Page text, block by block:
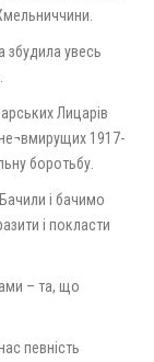
збудила увесь
Лицарів
не¬вмирущих 1917-
боротьбу.
і бачимо
і покласти
– та, що
певність